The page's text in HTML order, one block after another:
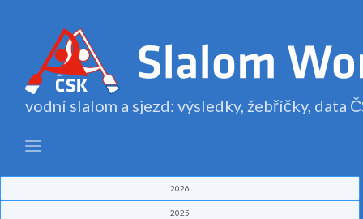
vodní slalom a sjezd: výsledky, žebříčky, data
2026
2025